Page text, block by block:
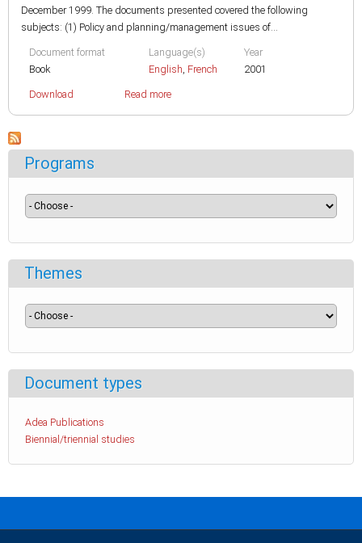
December 1999. The documents presented covered the following
subjects: (1) Policy and planning/management issues of...
Document format
Book
Language(s)
English, French
Year
2001
Download Read more
Programs
Themes
Document types
Adea Publications
Biennial/triennial studies